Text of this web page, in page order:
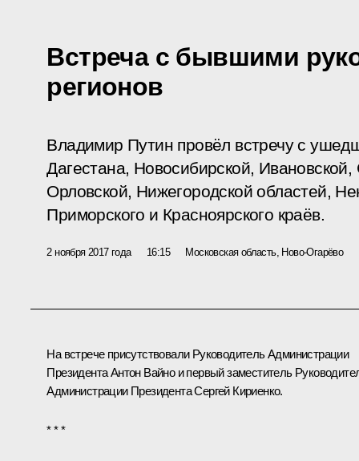
Встреча с бывшими
регионов
Владимир Путин провёл встречу с
Дагестана, Новосибирской,
Орловской, Нижегородской областей,
Приморского и Красноярского краёв.
2 ноября 2017 года 16:15 Московская область, Ново-Огарёво
На встрече присутствовали Руководитель Администрации
ПрезидентаАнтон Вайнои первый заместитель
Администрации ПрезидентаСергей Кириенко.
* * *